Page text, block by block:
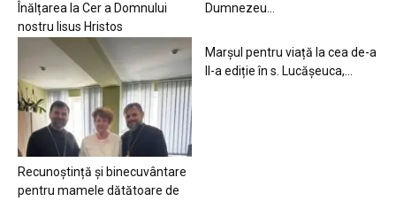
Înălțarea la Cer a Domnului
nostru Iisus Hristos
Dumnezeu…
Recunoștință și binecuvântare
pentru mamele dătătoare de
Marșul pentru viață la cea de-a
II-a ediție în s. Lucășeuca,...